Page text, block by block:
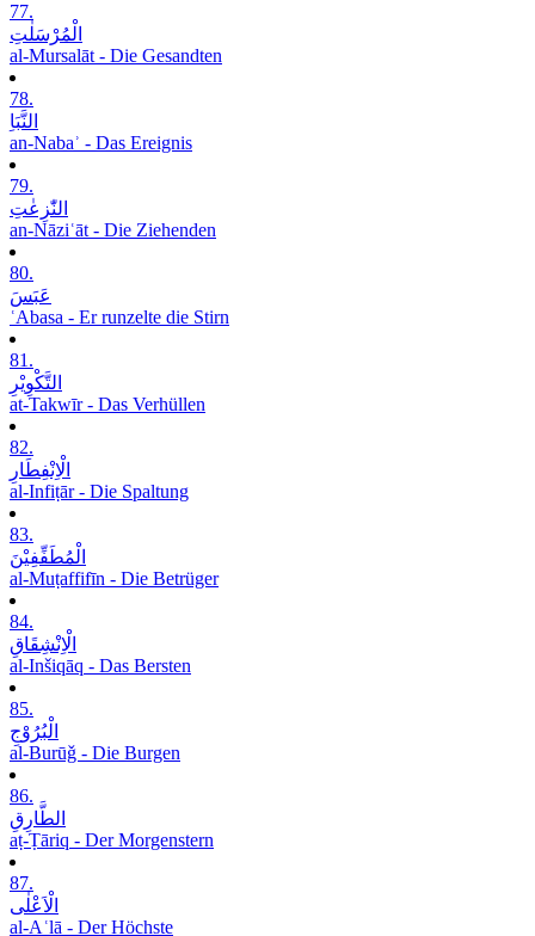
77.
الْمُرْسَلٰتِ
al-Mursalāt - Die Gesandten
78.
النَّبَاِ
an-Nabaʾ - Das Ereignis
79.
النّٰزِعٰتِ
an-Nāziʿāt - Die Ziehenden
80.
عَبَسَ
ʿAbasa - Er runzelte die Stirn
81.
التَّکْوِیْرِ
at-Takwīr - Das Verhüllen
82.
الْاِنْفِطَارِ
al-Infiṭār - Die Spaltung
83.
الْمُطَفِّفِیْنَ
al-Muṭaffifīn - Die Betrüger
84.
الْاِنْشِقَاقِ
al-Inšiqāq - Das Bersten
85.
الْبُرُوْجِ
al-Burūǧ - Die Burgen
86.
الطَّارِقِ
aṭ-Ṭāriq - Der Morgenstern
87.
الْاَعْلٰی
al-Aʿlā - Der Höchste